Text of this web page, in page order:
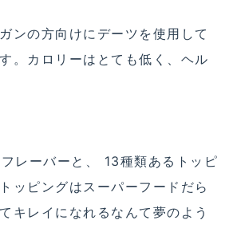
ンの方向けにデーツを使用して
。カロリーはとても低く、ヘル
レーバーと、 13種類あるトッピ
ッピングはスーパーフードだら
キレイになれるなんて夢のよう